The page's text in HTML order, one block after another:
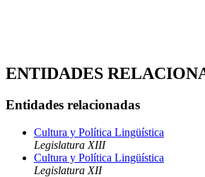
ENTIDADES
Entidades relacionadas
Cultura y Política Lingüística
Legislatura XIII
Cultura y Política Lingüística
Legislatura XII